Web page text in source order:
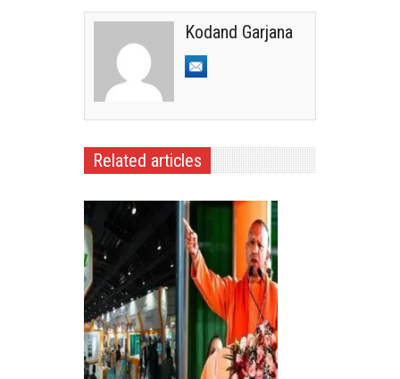
Kodand Garjana
Related articles